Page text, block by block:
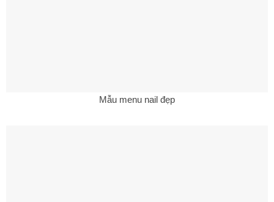
Mẫu menu nail đẹp